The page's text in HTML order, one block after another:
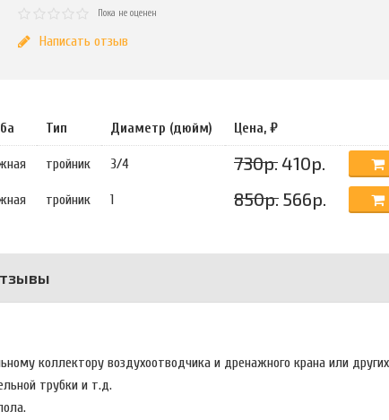
Пока не оценен
Написать отзыв
Тип Диаметр (дюйм) Цена, ₽
тройник 3/4 730р. 410р.
тройник 1 850р. 566р.
коллектору воздухоотводчика и дренажного крана или
трубки и т.д.